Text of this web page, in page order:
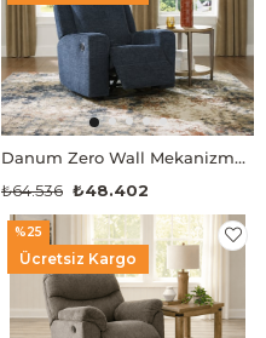
Danum Zero Wall Mekanizmalı TV Koltuğu
₺48.402
₺64.536
Ücretsiz Kargo
%25